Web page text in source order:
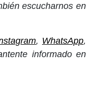
escucharnos en
, WhatsApp,
informado en